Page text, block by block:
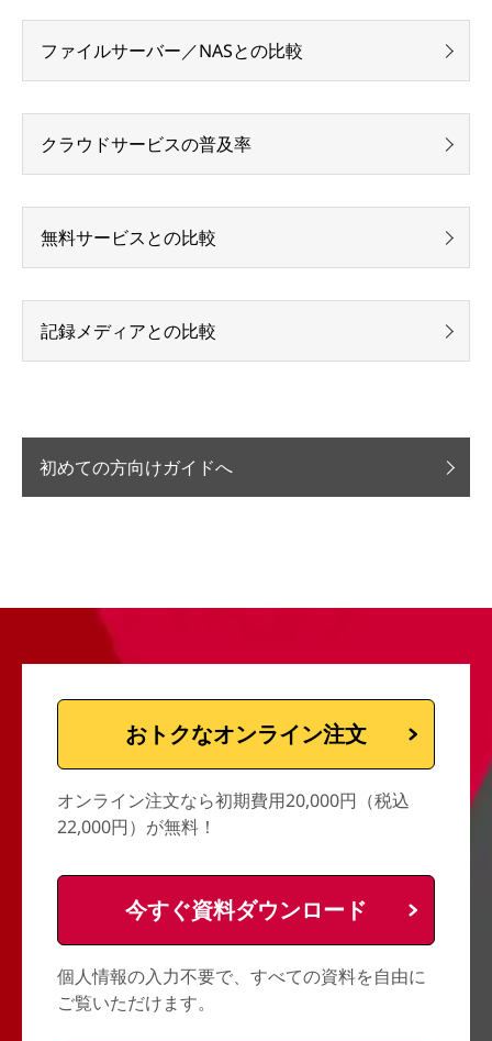
ファイルサーバー／NASとの比較
クラウドサービスの普及率
無料サービスとの比較
記録メディアとの比較
初めての方向けガイドへ
おトクなオンライン注文
オンライン注文なら初期費用20,000円（税込
22,000円）が無料！
今すぐ資料ダウンロード
個人情報の入力不要で、すべての資料を自由に
ご覧いただけます。